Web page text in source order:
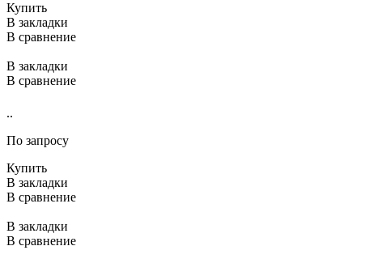
Купить
В закладки
В сравнение
В закладки
В сравнение
..
По запросу
Купить
В закладки
В сравнение
В закладки
В сравнение